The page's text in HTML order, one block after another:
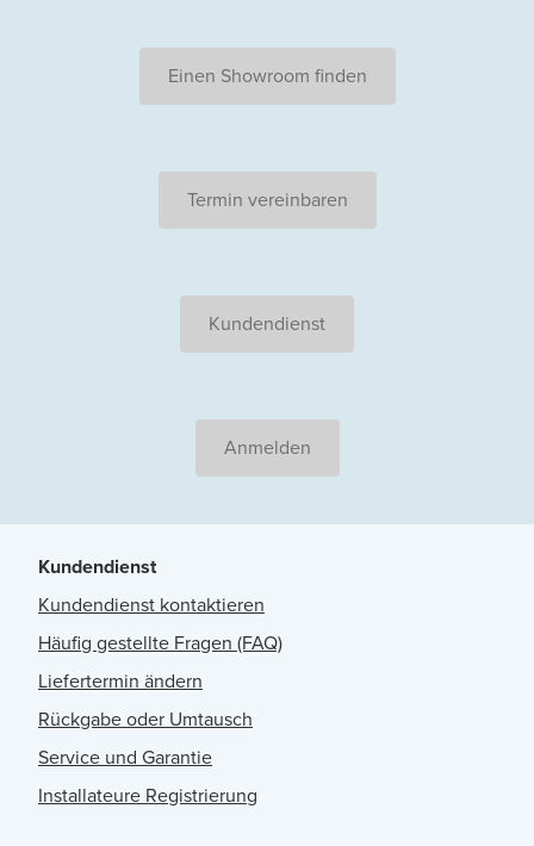
Einen Showroom finden
Termin vereinbaren
Kundendienst
Anmelden
Kundendienst
Kundendienst kontaktieren
Häufig gestellte Fragen (FAQ)
Liefertermin ändern
Rückgabe oder Umtausch
Service und Garantie
Installateure Registrierung